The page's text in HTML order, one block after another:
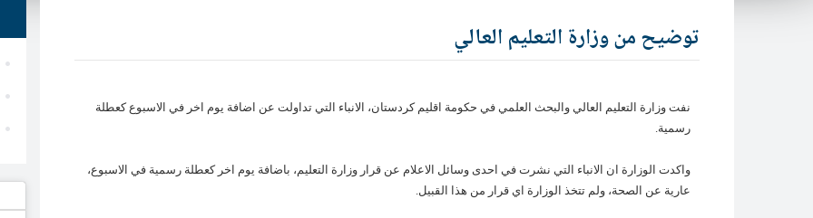
توضيح من وزارة التعليم العالي
نفت وزارة التعليم العالي والبحث العلمي في حكومة اقليم كردستان، الانباء التي تداولت عن اضافة يوم اخر في الاسبوع كعطلة
رسمية.
واكدت الوزارة ان الانباء التي نشرت في احدى وسائل الاعلام عن قرار وزارة التعليم، باضافة يوم اخر كعطلة رسمية في الاسبوع،
عارية عن الصحة، ولم تتخذ الوزارة اي قرار من هذا القبيل.